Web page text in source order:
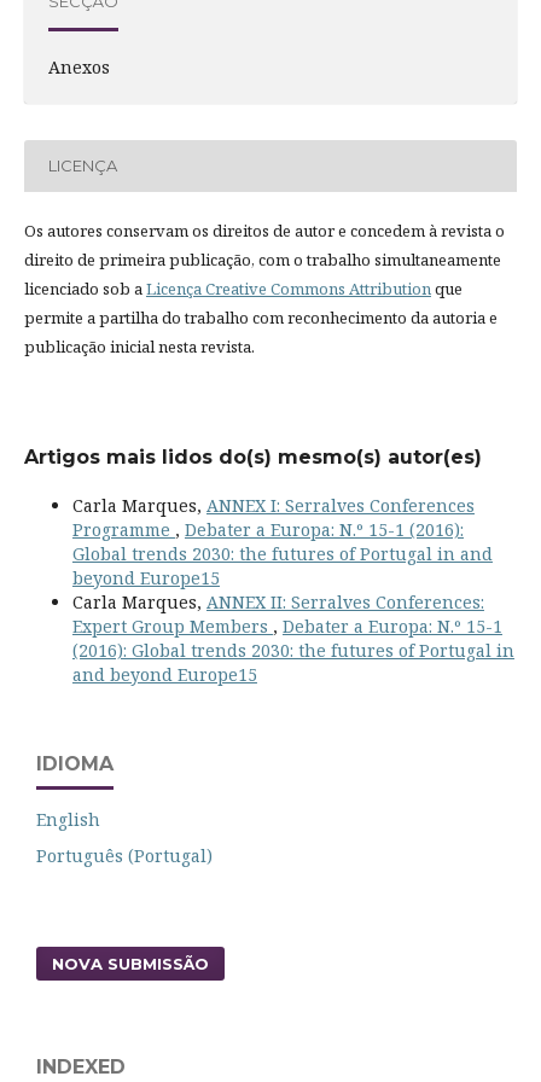
Anexos
LICENÇA
Os autores conservam os direitos de autor e concedem à revista o
direito de primeira publicação, com o trabalho simultaneamente
licenciado sob aLicença Creative Commons Attributionque
permite a partilha do trabalho com reconhecimento da autoria e
publicação inicial nesta revista.
Artigos mais lidos do(s) mesmo(s) autor(es)
Carla Marques, ANNEX I: Serralves Conferences
Programme , Debater a Europa: N.º 15-1 (2016):
Global trends 2030: the futures of Portugal in and
beyond Europe15
Carla Marques, ANNEX II: Serralves Conferences:
Expert Group Members , Debater a Europa: N.º 15-1
(2016): Global trends 2030: the futures of Portugal in
and beyond Europe15
IDIOMA
English
Português (Portugal)
NOVA SUBMISSÃO
INDEXED